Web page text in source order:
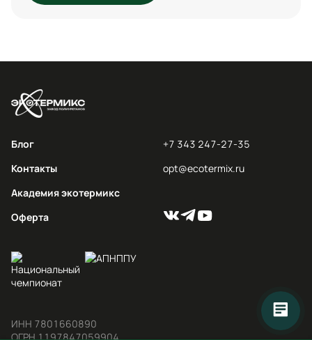
Блог
Контакты
Академия экотермикс
Оферта
+7 343 247-27-35
opt@ecotermix.ru
ИНН 7801660890
ОГРН 1197847059904